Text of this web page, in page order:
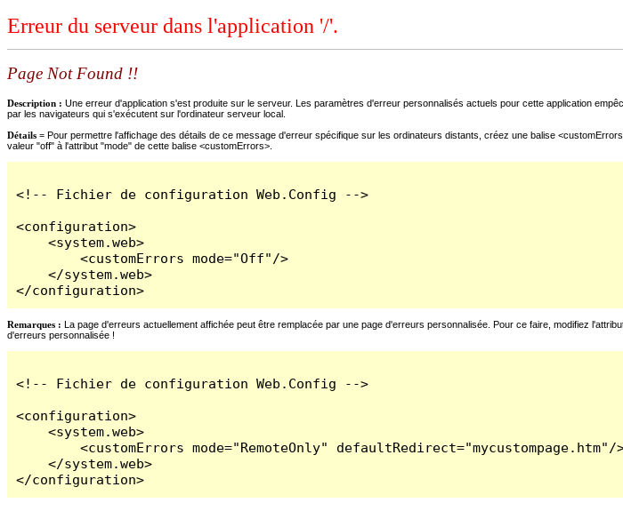
Erreur du serveur dans l'application '/'.
Page Not Found !!
Description : Une erreur d'application s'est produite sur le serveur. Les paramètres d'erreur personnalisés actuels pour cette application
par les navigateurs qui s'exécutent sur l'ordinateur serveur local.
Détails = Pour permettre l'affichage des détails de ce message d'erreur spécifique sur les ordinateurs distants, créez une balise
valeur "off" à l'attribut "mode" de cette balise <customErrors>.
<!-- Fichier de configuration Web.Config -->
<configuration>
    <system.web>
        <customErrors mode="Off"/>
    </system.web>
</configuration>
Remarques : La page d'erreurs actuellement affichée peut être remplacée par une page d'erreurs personnalisée. Pour ce faire, modifiez
d'erreurs personnalisée !
<!-- Fichier de configuration Web.Config -->
<configuration>
    <system.web>
<customErrors mode="RemoteOnly" defaultRedirect="mycustompage.htm"/
    </system.web>
</configuration>